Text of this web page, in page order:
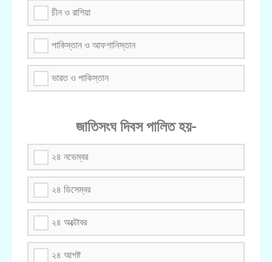
চীন ও রাশিয়া
পাকিস্তান ও আফগানিস্তান
ভারত ও পাকিস্তান
জাতিসংঘ দিবস পালিত হয়-
২৪ নভেম্বর
২৪ ডিসেম্বর
২৪ অক্টোবর
২৪ আগষ্ট